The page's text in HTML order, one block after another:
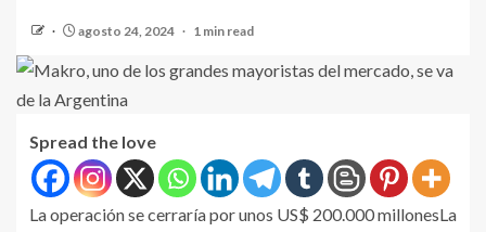
agosto 24, 2024 1 min read
Spread the love
La operación se cerraría por unos US$ 200.000 millonesLa